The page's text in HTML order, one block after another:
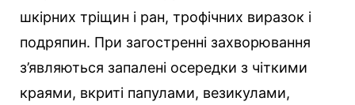
шкірних тріщин і ран, трофічних виразок і
подряпин. При загостренні захворювання
з’являються запалені осередки з чіткими
краями, вкриті папулами, везикулами,